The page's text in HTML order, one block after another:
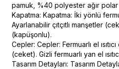
pamuk, %40 polyester ağır
Kapatma: Kapatma: İki yönlü
Ayarlanabilir çıtçıtlı manşetler
(kapüşonlu).
Cepler: Cepler: Fermuarlı el
(ceket). Gizli fermuarlı yan el
Tasarım Detayları: Tasarım